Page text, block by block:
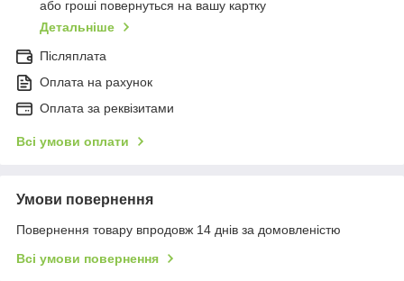
або гроші повернуться на вашу картку
Детальніше
Післяплата
Оплата на рахунок
Оплата за реквізитами
Всі умови оплати
Умови повернення
Повернення товару впродовж 14 днів за домовленістю
Всі умови повернення